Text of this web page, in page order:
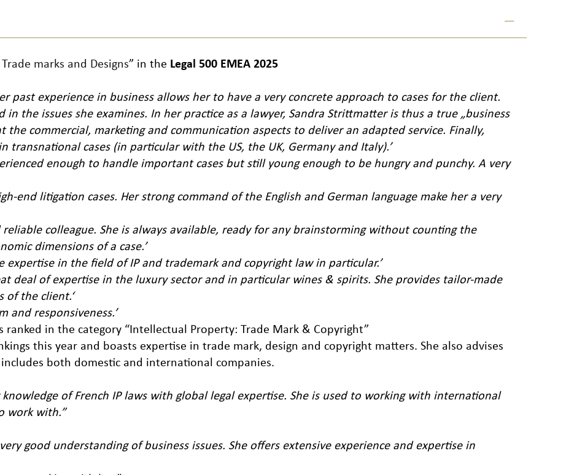
marks and Designs” in the Legal 500 EMEA 2025
past experience in business allows her to have a very concrete approach to cases for the client.
in the issues she examines. In her practice as a lawyer, Sandra Strittmatter is thus a true „business
the commercial, marketing and communication aspects to deliver an adapted service. Finally,
cases (in particular with the US, the UK, Germany and Italy).’
enough to handle important cases but still young enough to be hungry and punchy. A very
end litigation cases. Her strong command of the English and German language make her a very
colleague. She is always available, ready for any brainstorming without counting the
dimensions of a case.’
expertise in the field of IP and trademark and copyright law in particular.’
deal of expertise in the luxury sector and in particular wines & spirits. She provides tailor-made
of the client.‘
and responsiveness.’
ranked in the category “Intellectual Property: Trade Mark & Copyright”
this year and boasts expertise in trade mark, design and copyright matters. She also advises
both domestic and international companies.
of French IP laws with global legal expertise. She is used to working with international
work with.”
good understanding of business issues. She offers extensive experience and expertise in